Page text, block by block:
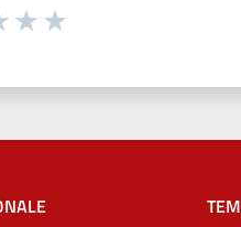
una valutazione da 1